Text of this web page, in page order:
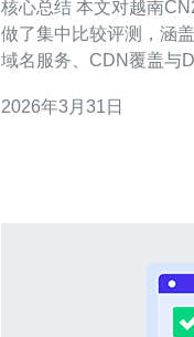
核心总结 本文对越南CN2服务商的市场格局与主流供应商
做了集中比较评测，涵
域名服务、CDN覆盖与
SLA后，推荐德讯电讯
2026年3月31日